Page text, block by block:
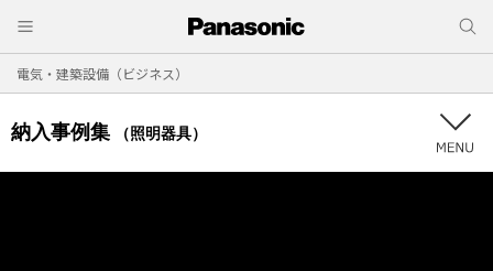
電気・建築設備（ビジネス）
納入事例集 （照明器具）